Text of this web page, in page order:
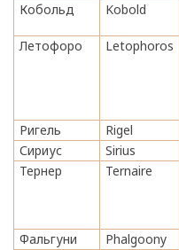
Кобольд
Kobold
Летофоро
Letophoros
Ригель
Rigel
Сириус
Sirius
Тернер
Ternaire
Фальгуни
Phalgoony